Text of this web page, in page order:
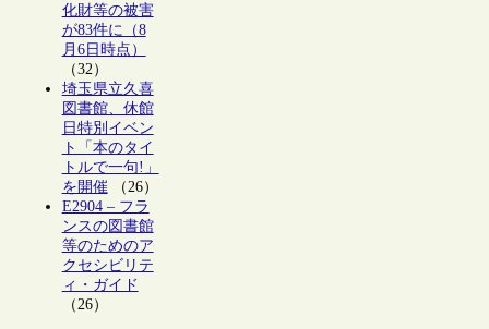
化財等の被害
が83件に（8
月6日時点）
（32）
埼玉県立久喜
図書館、休館
日特別イベン
ト「本のタイ
トルで一句!」
を開催（26）
E2904 – フラ
ンスの図書館
等のためのア
クセシビリテ
ィ・ガイド
（26）